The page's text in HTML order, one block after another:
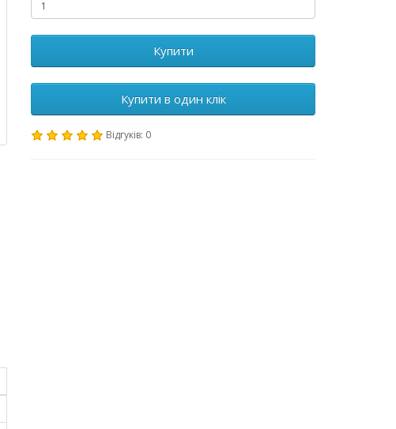
Купити
Купити в один клік
Відгуків: 0